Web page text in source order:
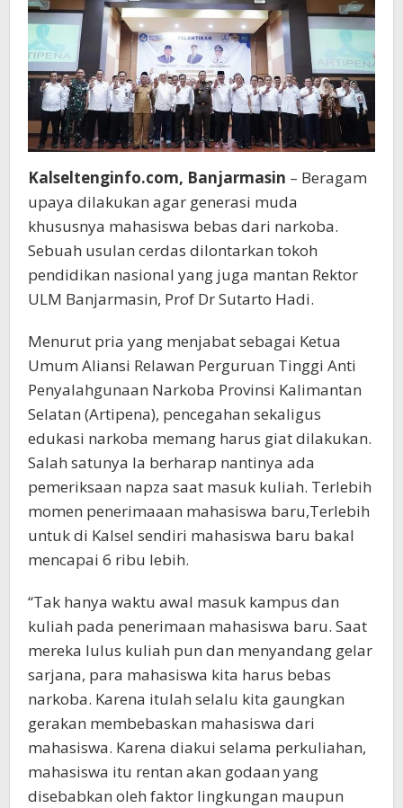
Kalseltenginfo.com, Banjarmasin – Beragam
upaya dilakukan agar generasi muda
khususnya mahasiswa bebas dari narkoba.
Sebuah usulan cerdas dilontarkan tokoh
pendidikan nasional yang juga mantan Rektor
ULM Banjarmasin, Prof Dr Sutarto Hadi.
Menurut pria yang menjabat sebagai Ketua
Umum Aliansi Relawan Perguruan Tinggi Anti
Penyalahgunaan Narkoba Provinsi Kalimantan
Selatan (Artipena), pencegahan sekaligus
edukasi narkoba memang harus giat dilakukan.
Salah satunya Ia berharap nantinya ada
pemeriksaan napza saat masuk kuliah. Terlebih
momen penerimaaan mahasiswa baru,Terlebih
untuk di Kalsel sendiri mahasiswa baru bakal
mencapai 6 ribu lebih.
“Tak hanya waktu awal masuk kampus dan
kuliah pada penerimaan mahasiswa baru. Saat
mereka lulus kuliah pun dan menyandang gelar
sarjana, para mahasiswa kita harus bebas
narkoba. Karena itulah selalu kita gaungkan
gerakan membebaskan mahasiswa dari
mahasiswa. Karena diakui selama perkuliahan,
mahasiswa itu rentan akan godaan yang
disebabkan oleh faktor lingkungan maupun